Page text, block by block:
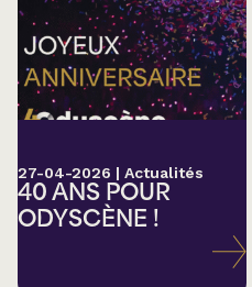
27-04-2026 | Actualités
40 ANS POUR
ODYSCÈNE !